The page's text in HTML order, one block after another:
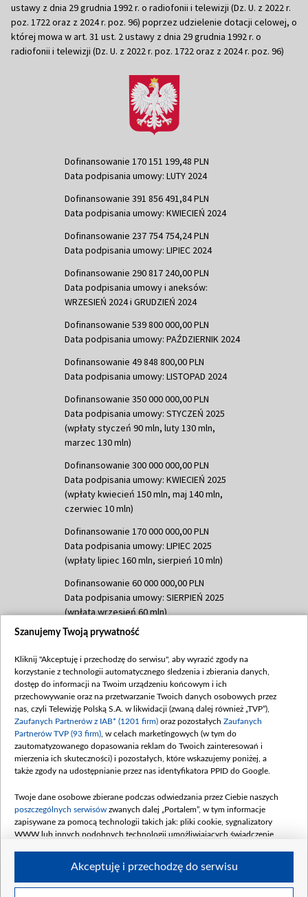
ustawy z dnia 29 grudnia 1992 r. o radiofonii i telewizji (Dz. U. z 2022 r.
poz. 1722 oraz z 2024 r. poz. 96) poprzez udzielenie dotacji celowej, o
której mowa w art. 31 ust. 2 ustawy z dnia 29 grudnia 1992 r. o
radiofonii i telewizji (Dz. U. z 2022 r. poz. 1722 oraz z 2024 r. poz. 96)
Dofinansowanie 170 151 199,48 PLN
Data podpisania umowy: LUTY 2024
Dofinansowanie 391 856 491,84 PLN
Data podpisania umowy: KWIECIEŃ 2024
Dofinansowanie 237 754 754,24 PLN
Data podpisania umowy: LIPIEC 2024
Dofinansowanie 290 817 240,00 PLN
Data podpisania umowy i aneksów:
WRZESIEŃ 2024 i GRUDZIEŃ 2024
Dofinansowanie 539 800 000,00 PLN
Data podpisania umowy: PAŹDZIERNIK 2024
Dofinansowanie 49 848 800,00 PLN
Data podpisania umowy: LISTOPAD 2024
Dofinansowanie 350 000 000,00 PLN
Data podpisania umowy: STYCZEŃ 2025
(wpłaty styczeń 90 mln, luty 130 mln,
marzec 130 mln)
Dofinansowanie 300 000 000,00 PLN
Data podpisania umowy: KWIECIEŃ 2025
(wpłaty kwiecień 150 mln, maj 140 mln,
czerwiec 10 mln)
Dofinansowanie 170 000 000,00 PLN
Data podpisania umowy: LIPIEC 2025
(wpłaty lipiec 160 mln, sierpień 10 mln)
Dofinansowanie 60 000 000,00 PLN
Data podpisania umowy: SIERPIEŃ 2025
(wpłata wrzesień 60 mln)
Dofinansowanie 635 783 051,21 PLN
(wpłata wrzesień 100 mln, październik 350
mln, listopad 265 mln)
Dofinansowanie 48 862 000,00 PLN
Data podpisania umowy: GRUDZIEŃ 2025
(wpłata grudzień 60,548 mln)
Dofinansowanie 900 000 000,00 PLN
Data podpisania umowy: LUTY 2026 (wpłata
kwiecień 180 mln, 7 maja 180 mln, 8
czerwca 90 mln)
Dofinansowanie 250 000 000,00 PLN
4 sierpnia 250 mln
Szanujemy Twoją prywatność
Kliknij "Akceptuję i przechodzę do serwisu", aby wyrazić zgody na
korzystanie z technologii automatycznego śledzenia i zbierania danych,
dostęp do informacji na Twoim urządzeniu końcowym i ich
przechowywanie oraz na przetwarzanie Twoich danych osobowych przez
nas, czyli Telewizję Polską S.A. w likwidacji (zwaną dalej również „TVP”),
Zaufanych Partnerów z IAB* (1201 firm) oraz pozostałych Zaufanych
Partnerów TVP (93 firm) , w celach marketingowych (w tym do
zautomatyzowanego dopasowania reklam do Twoich zainteresowań i
mierzenia ich skuteczności) i pozostałych, które wskazujemy poniżej, a
także zgody na udostępnianie przez nas identyfikatora PPID do Google.
Twoje dane osobowe zbierane podczas odwiedzania przez Ciebie naszych
poszczególnych serwisów zwanych dalej „Portalem”, w tym informacje
zapisywane za pomocą technologii takich jak: pliki cookie, sygnalizatory
WWW lub innych podobnych technologii umożliwiających świadczenie
Akceptuję i przechodzę do serwisu